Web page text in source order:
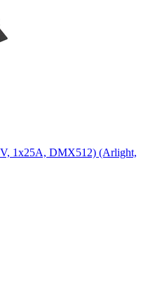
1x25A, DMX512) (Arlight,